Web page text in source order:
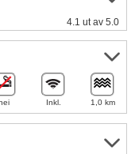
4.1 ut av 5.0
Inkl. 1,0 km